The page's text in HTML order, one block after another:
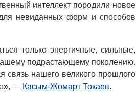
интеллект породили новое
невиданных форм и способов
только энергичные, сильные,
подрастающему поколению.
связь нашего великого прошлого
— Касым-Жомарт Токаев.